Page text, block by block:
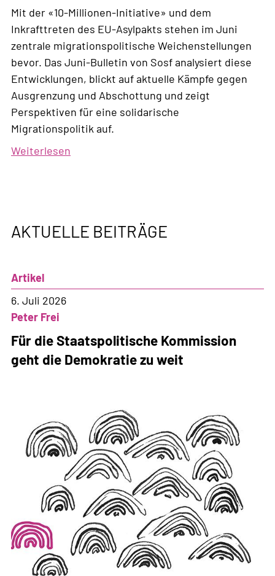
Mit der «10-Millionen-Initiative» und dem
Inkrafttreten des EU-Asylpakts stehen im Juni
zentrale migrationspolitische Weichenstellungen
bevor. Das Juni-Bulletin von Sosf analysiert diese
Entwicklungen, blickt auf aktuelle Kämpfe gegen
Ausgrenzung und Abschottung und zeigt
Perspektiven für eine solidarische
Migrationspolitik auf.
Weiterlesen
AKTUELLE BEITRÄGE
Artikel
6. Juli 2026
Peter Frei
Für die Staatspolitische Kommission
geht die Demokratie zu weit